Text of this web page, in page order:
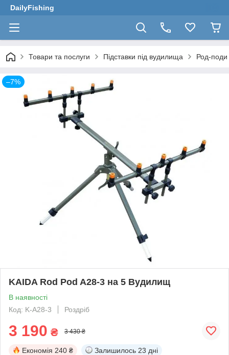
DailyFishing
Товари та послуги Підставки під вудилища Род-поди
–7%
KAIDA Rod Pod A28-3 на 5 Вудилищ
В наявності
Код: K-A28-3
Роздріб
3 190 ₴ 3 430 ₴
Економія 240 ₴ Залишилось 23 дні